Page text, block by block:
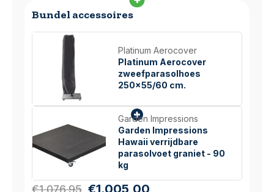
Bundel accessoires
Platinum Aerocover
Platinum Aerocover
zweefparasolhoes
250x55/60 cm.
Garden Impressions
Garden Impressions
Hawaii verrijdbare
parasolvoet graniet - 90
kg
€1.076,95 €1.005,00